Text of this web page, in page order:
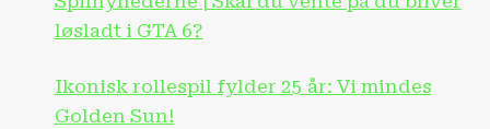
løsladt i GTA 6?
Ikonisk rollespil fylder 25 år: Vi mindes
Golden Sun!